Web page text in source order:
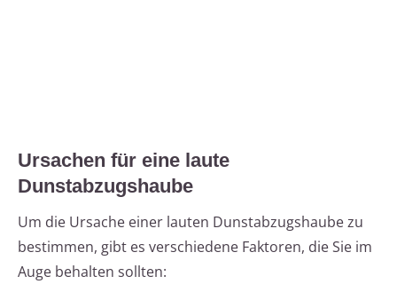
Ursachen für eine laute
Dunstabzugshaube
Um die Ursache einer lauten Dunstabzugshaube zu
bestimmen, gibt es verschiedene Faktoren, die Sie im
Auge behalten sollten: